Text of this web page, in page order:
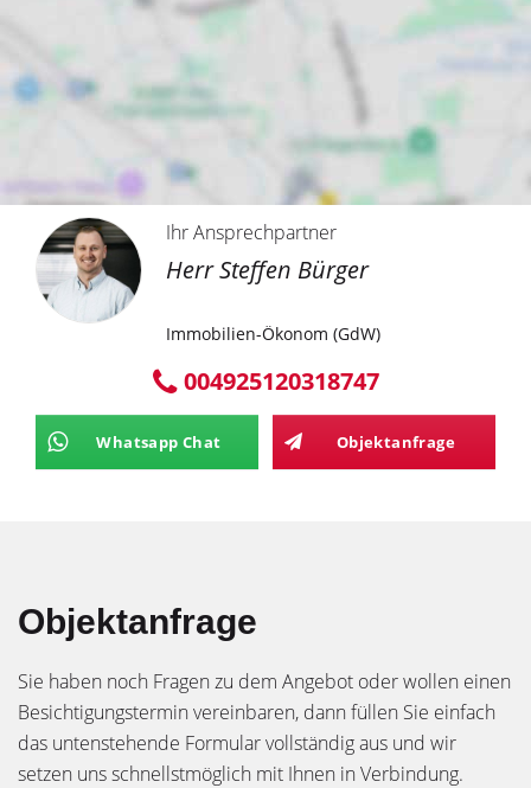
Ihr Ansprechpartner
Herr Steffen Bürger
Immobilien-Ökonom (GdW)
004925120318747
Whatsapp Chat Objektanfrage
Objektanfrage
Sie haben noch Fragen zu dem Angebot oder wollen einen
Besichtigungstermin vereinbaren, dann füllen Sie einfach
das untenstehende Formular vollständig aus und wir
setzen uns schnellstmöglich mit Ihnen in Verbindung.